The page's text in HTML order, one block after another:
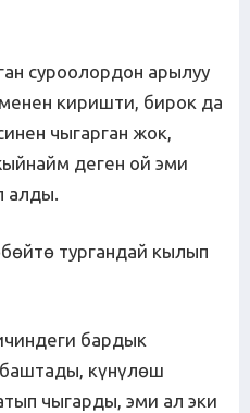
суроолордон арылуу
киришти, бирок да
чыгарган жок,
деген ой эми
алды.
тургандай кылып
бардык
күнүлөш
чыгарды, эми ал эки